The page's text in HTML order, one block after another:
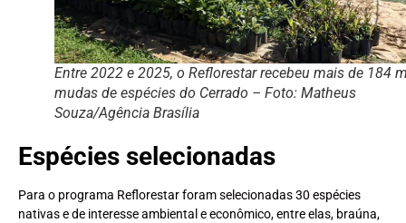
Entre 2022 e 2025, o Reflorestar recebeu mais de 184
mudas de espécies do Cerrado – Foto: Matheus
Souza/Agência Brasília
Espécies selecionadas
Para o programa Reflorestar foram selecionadas 30 espécies
nativas e de interesse ambiental e econômico, entre elas, braúna,